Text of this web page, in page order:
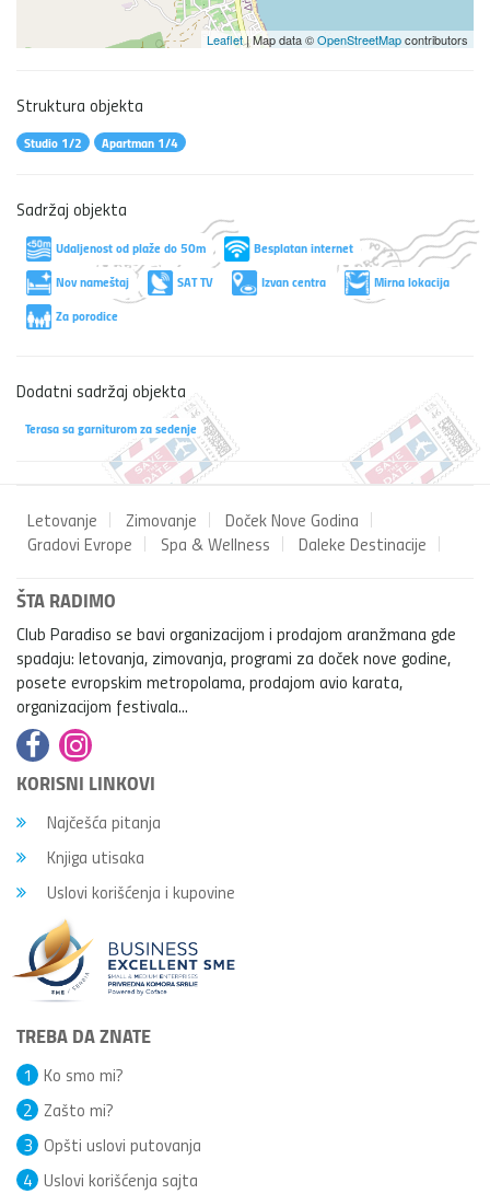
Leaflet| Map data ©OpenStreetMapcontributors
Struktura objekta
Studio 1/2 Apartman 1/4
Sadržaj objekta
Udaljenost od plaže do 50m
Besplatan internet
Nov nameštaj
SAT TV Izvan centra
Mirna lokacija
Za porodice
Dodatni sadržaj objekta
Terasa sa garniturom za sedenje
Letovanje Zimovanje
Doček Nove Godina
Gradovi Evrope
Spa & Wellness Daleke Destinacije
ŠTA RADIMO
Club Paradiso se bavi organizacijom i prodajom aranžmana gde
spadaju: letovanja, zimovanja, programi za doček nove godine,
posete evropskim metropolama, prodajom avio karata,
organizacijom festivala...
KORISNI LINKOVI
Najčešća pitanja
Knjiga utisaka
Uslovi korišćenja i kupovine
TREBA DA ZNATE
Ko smo mi?
1
Zašto mi?
2
Opšti uslovi putovanja
3
Uslovi korišćenja sajta
4